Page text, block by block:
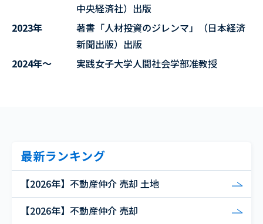
中央経済社）出版
2023年
著書「人材投資のジレンマ」（日本経済
新聞出版）出版
2024年～
実践女子大学人間社会学部准教授
最新ランキング
【2026年】不動産仲介 売却 土地
【2026年】不動産仲介 売却